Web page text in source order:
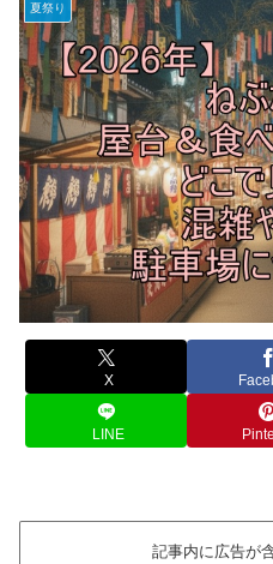
夏祭り
X
LINE
記事内に広告が